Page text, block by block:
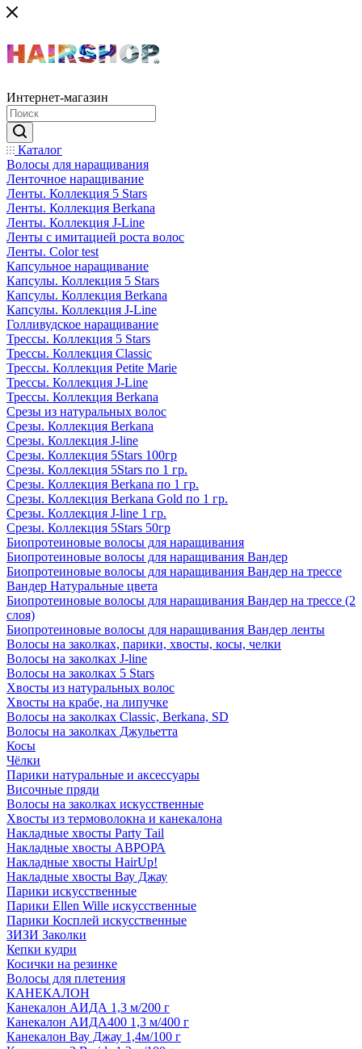
Интернет-магазин
Каталог
Волосы для наращивания
Ленточное наращивание
Ленты. Коллекция 5 Stars
Ленты. Коллекция Berkana
Ленты. Коллекция J-Line
Ленты с имитацией роста волос
Ленты. Color test
Капсульное наращивание
Капсулы. Коллекция 5 Stars
Капсулы. Коллекция Berkana
Капсулы. Коллекция J-Line
Голливудское наращивание
Трессы. Коллекция 5 Stars
Трессы. Коллекция Classic
Трессы. Коллекция Petite Marie
Трессы. Коллекция J-Line
Трессы. Коллекция Berkana
Срезы из натуральных волос
Срезы. Коллекция Berkana
Срезы. Коллекция J-line
Срезы. Коллекция 5Stars 100гр
Срезы. Коллекция 5Stars по 1 гр.
Срезы. Коллекция Berkana по 1 гр.
Срезы. Коллекция Berkana Gold по 1 гр.
Срезы. Коллекция J-line 1 гр.
Срезы. Коллекция 5Stars 50гр
Биопротеиновые волосы для наращивания
Биопротеиновые волосы для наращивания Вандер
Биопротеиновые волосы для наращивания Вандер на трессе
Вандер Натуральные цвета
Биопротеиновые волосы для наращивания Вандер на трессе (2
слоя)
Биопротеиновые волосы для наращивания Вандер ленты
Волосы на заколках, парики, хвосты, косы, челки
Волосы на заколках J-line
Волосы на заколках 5 Stars
Хвосты из натуральных волос
Хвосты на крабе, на липучке
Волосы на заколках Classic, Berkana, SD
Волосы на заколках Джульетта
Косы
Чёлки
Парики натуральные и аксессуары
Височные пряди
Волосы на заколках искусственные
Хвосты из термоволокна и канекалона
Накладные хвосты Party Tail
Накладные хвосты АВРОРА
Накладные хвосты HairUp!
Накладные хвосты Вау Джау
Парики искусственные
Парики Ellen Wille искусственные
Парики Косплей искусственные
ЗИЗИ Заколки
Кепки кудри
Косички на резинке
Волосы для плетения
КАНЕКАЛОН
Канекалон АИДА 1,3 м/200 г
Канекалон АИДА400 1,3 м/400 г
Канекалон Вау Джау 1,4м/100 г